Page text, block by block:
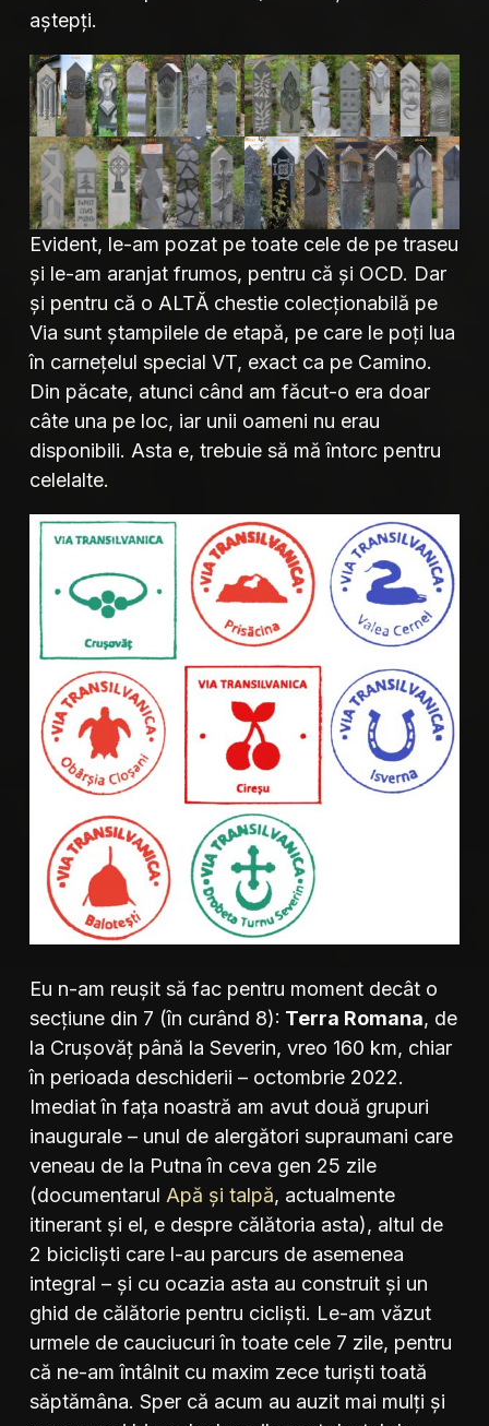
aștepți.
Evident, le-am pozat pe toate cele de pe traseu
și le-am aranjat frumos, pentru că și OCD. Dar
și pentru că o ALTĂ chestie colecționabilă pe
Via sunt ștampilele de etapă, pe care le poți lua
în carnețelul special VT, exact ca pe Camino.
Din păcate, atunci când am făcut-o era doar
câte una pe loc, iar unii oameni nu erau
disponibili. Asta e, trebuie să mă întorc pentru
celelalte.
Eu n-am reușit să fac pentru moment decât o
secțiune din 7 (în curând 8): Terra Romana, de
la Crușovăț până la Severin, vreo 160 km, chiar
în perioada deschiderii – octombrie 2022.
Imediat în fața noastră am avut două grupuri
inaugurale – unul de alergători supraumani care
veneau de la Putna în ceva gen 25 zile
(documentarul Apă și talpă, actualmente
itinerant și el, e despre călătoria asta), altul de
2 bicicliști care l-au parcurs de asemenea
integral – și cu ocazia asta au construit și un
ghid de călătorie pentru cicliști. Le-am văzut
urmele de cauciucuri în toate cele 7 zile, pentru
că ne-am întâlnit cu maxim zece turiști toată
săptămâna. Sper că acum au auzit mai mulți și